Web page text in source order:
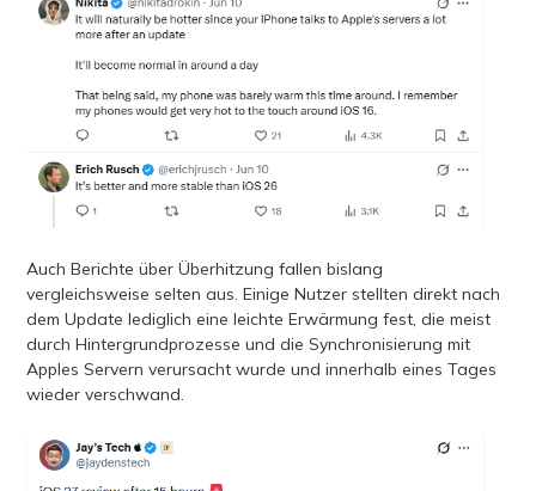
Auch Berichte über Überhitzung fallen bislang
vergleichsweise selten aus. Einige Nutzer stellten direkt nach
dem Update lediglich eine leichte Erwärmung fest, die meist
durch Hintergrundprozesse und die Synchronisierung mit
Apples Servern verursacht wurde und innerhalb eines Tages
wieder verschwand.